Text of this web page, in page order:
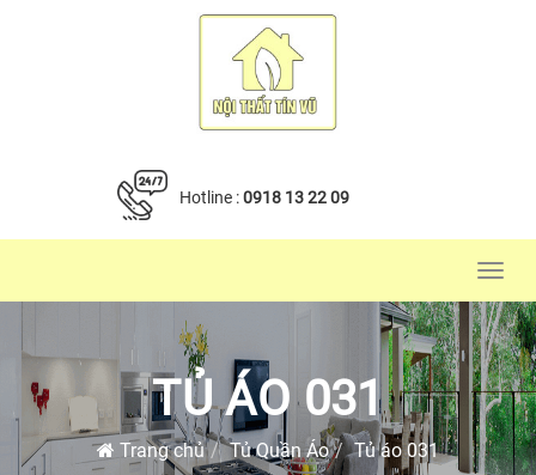
Hotline :0918 13 22 09
TỦ ÁO 031
Trang chủ Tủ Quần Áo Tủ áo 031